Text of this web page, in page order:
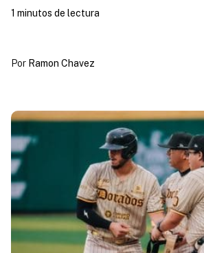
Por Ramon Chavez
1 minutos de lectura